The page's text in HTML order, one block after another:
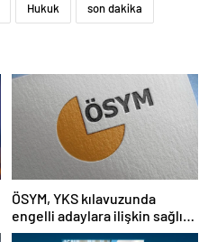
Hukuk son dakika
ÖSYM, YKS kılavuzunda
engelli adaylara ilişkin sağlık
şartlarını güncelledi